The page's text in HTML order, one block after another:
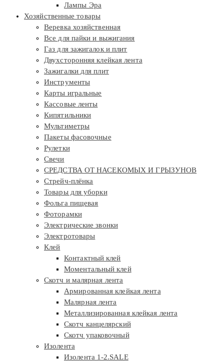
Лампы Эра
Хозяйственные товары
Веревка хозяйственная
Все для пайки и выжигания
Газ для зажигалок и плит
Двухсторонняя клейкая лента
Зажигалки для плит
Инструменты
Карты игральные
Кассовые ленты
Кипятильники
Мультиметры
Пакеты фасовочные
Рулетки
Свечи
СРЕДСТВА ОТ НАСЕКОМЫХ И ГРЫЗУНОВ
Стрейч-плёнка
Товары для уборки
Фольга пищевая
Фоторамки
Электрические звонки
Электротовары
Клей
Контактный клей
Моментальный клей
Скотч и малярная лента
Армированная клейкая лента
Малярная лента
Металлизированная клейкая лента
Скотч канцелярский
Скотч упаковочный
Изолента
Изолента 1-2.SALE